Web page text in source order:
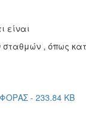
είναι
, όπως
- 233.84 KB